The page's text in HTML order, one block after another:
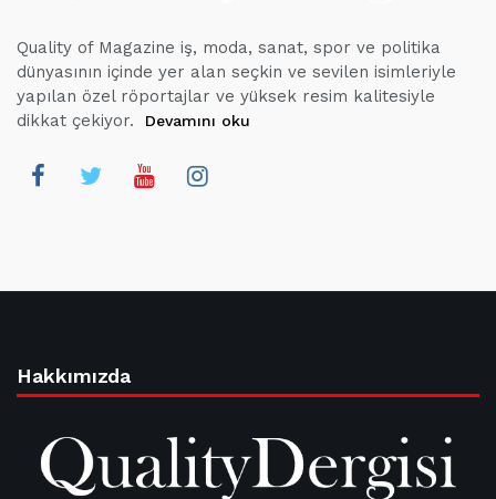
Quality of Magazine iş, moda, sanat, spor ve politika
dünyasının içinde yer alan seçkin ve sevilen isimleriyle
yapılan özel röportajlar ve yüksek resim kalitesiyle
dikkat çekiyor.
Devamını oku
Hakkımızda